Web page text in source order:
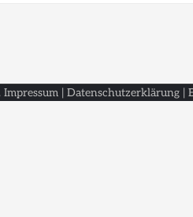
Impressum | Datenschutzerklärung |